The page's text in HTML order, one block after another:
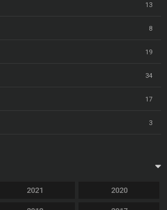
13
8
19
34
17
3
2021 2020